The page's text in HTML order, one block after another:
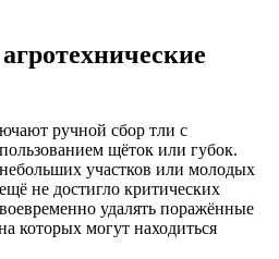
ручной сбор тли с
щёток или губок.
участков или молодых
не достигло критических
удалять поражённые
которых могут находиться